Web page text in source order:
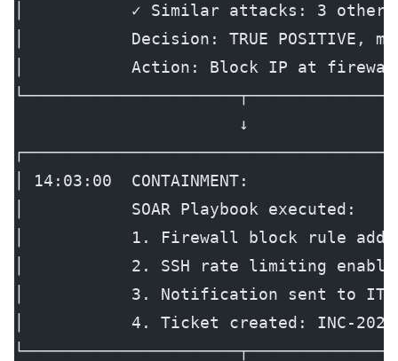
│           ✓ Similar attacks: 3 other
│           Decision: TRUE POSITIVE,
│           Action: Block IP at firewall
                       ↓
│ 14:03:00  CONTAINMENT:
│           SOAR Playbook
│           1. Firewall block rule
│           2. SSH rate limiting
│           3. Notification sent to
│           4. Ticket created: INC-